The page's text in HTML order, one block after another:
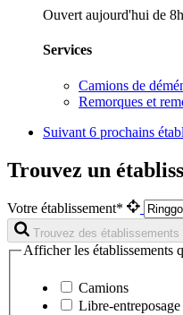
Ouvert aujourd'hui de
Services
Camions de
Remorques et
Suivant 6 prochains
Trouvez un
Votre établissement*
Trouvez des établissements
Afficher les établissements
Camions
Libre-entreposage